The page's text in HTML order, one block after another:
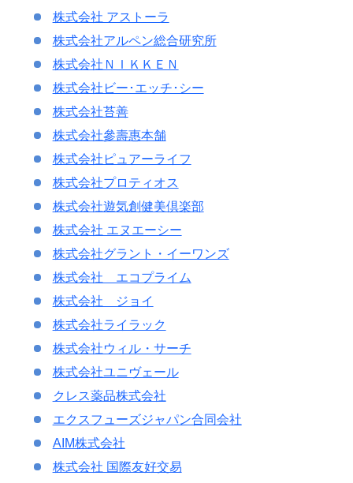
株式会社 アストーラ
株式会社アルペン総合研究所
株式会社ＮＩＫＫＥＮ
株式会社ビー･エッチ･シー
株式会社苔善
株式会社參壽惠本舗
株式会社ピュアーライフ
株式会社プロティオス
株式会社遊気創健美倶楽部
株式会社 エヌエーシー
株式会社グラント・イーワンズ
株式会社 エコプライム
株式会社 ジョイ
株式会社ライラック
株式会社ウィル・サーチ
株式会社ユニヴェール
クレス薬品株式会社
エクスフューズジャパン合同会社
AIM株式会社
株式会社 国際友好交易